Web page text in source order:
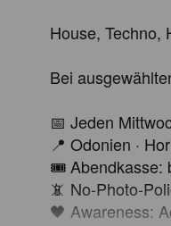
House, Techno,
Bei
📅 Jeden
📍 Odonien ·
🎟 Abendkasse:
📵 No-Photo-
🖤 Awareness: